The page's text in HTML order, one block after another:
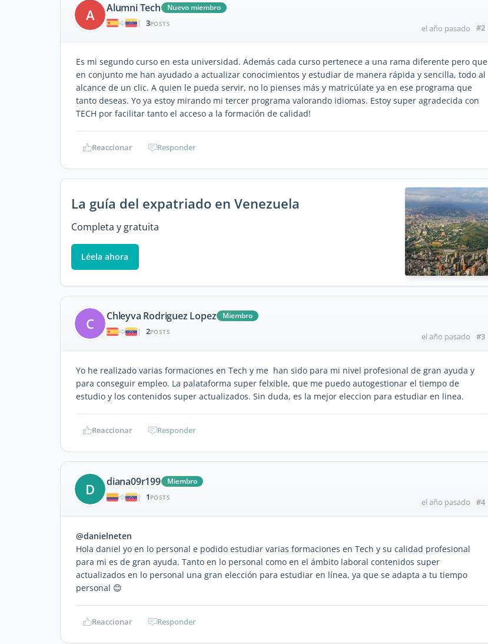
A Alumni Tech
Nuevo miembro
|
3POSTS el año pasado #2
Es mi segundo curso en esta universidad. Además cada curso pertenece a una rama diferente pero que
en conjunto me han ayudado a actualizar conocimientos y estudiar de manera rápida y sencilla, todo al
alcance de un clic. A quien le pueda servir, no lo pienses más y matricúlate ya en ese programa que
tanto deseas. Yo ya estoy mirando mi tercer programa valorando idiomas. Estoy super agradecida con
TECH por facilitar tanto el acceso a la formación de calidad!
Reaccionar Responder
La guía del expatriado en Venezuela
Completa y gratuita
Léela ahora
C Chleyva Rodriguez Lopez
Miembro
|
2POSTS el año pasado #3
Yo he realizado varias formaciones en Tech y me han sido para mi nivel profesional de gran ayuda y
para conseguir empleo. La palataforma super felxible, que me puedo autogestionar el tiempo de
estudio y los contenidos super actualizados. Sin duda, es la mejor eleccion para estudiar en linea.
Reaccionar Responder
D diana09r199
Miembro
|
1 POSTS el año pasado #4
@danielneten
Hola daniel yo en lo personal e podido estudiar varias formaciones en Tech y su calidad profesional
para mi es de gran ayuda. Tanto en lo personal como en el ámbito laboral contenidos super
actualizados en lo personal una gran elección para estudiar en línea, ya que se adapta a tu tiempo
personal 😊
Reaccionar Responder